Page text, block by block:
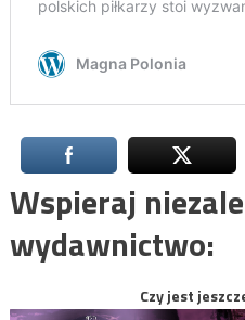
Wspieraj
wydawnictwo:
Czy jest